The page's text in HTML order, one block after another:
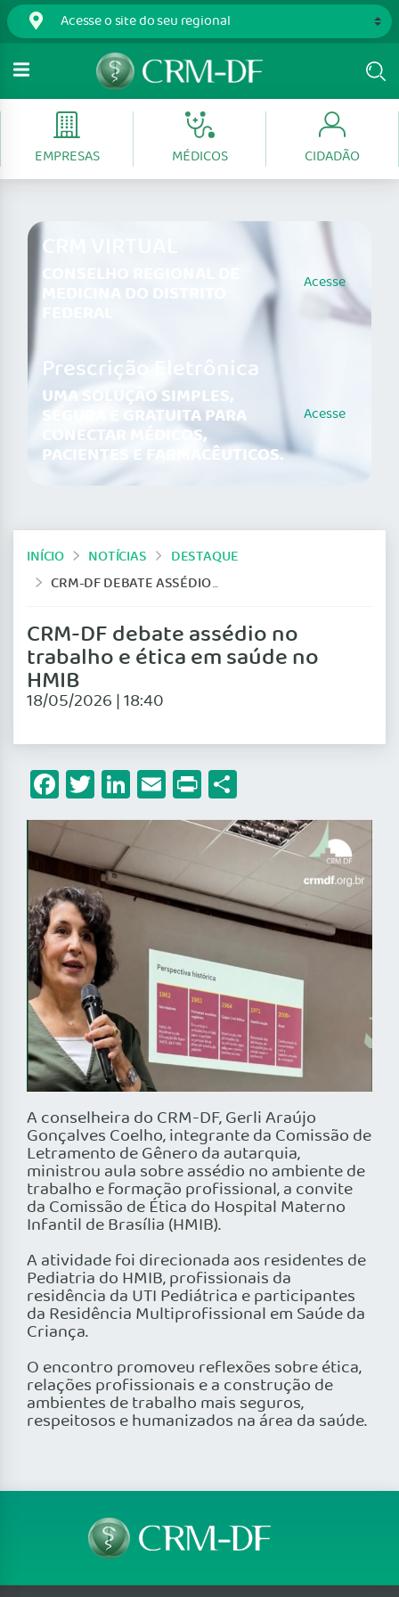
EMPRESAS MÉDICOS CIDADÃO
CRM VIRTUAL
CONSELHO REGIONAL DE
MEDICINA DO DISTRITO Acesse
Prescrição Eletrônica
UMA SOLUÇÃO SIMPLES,
SEGURA E GRATUITA PARA
CONECTAR MÉDICOS,
PACIENTES E FARMACÊUTICOS.
Acesse
INÍCIO NOTÍCIAS
DESTAQUE
CRM-DF DEBATE ASSÉDIO NO TRABALHO E ÉTICA EM SAÚDE NO HMIB
CRM-DF debate assédio no
trabalho e ética em saúde no
HMIB
18/05/2026 | 18:40
Facebook
Twitter
LinkedIn
Email
Print
A conselheira do CRM-DF, Gerli Araújo
Gonçalves Coelho, integrante da Comissão de
Letramento de Gênero da autarquia,
ministrou aula sobre assédio no ambiente de
trabalho e formação profissional, a convite
da Comissão de Ética do Hospital Materno
Infantil de Brasília (HMIB).
A atividade foi direcionada aos residentes de
Pediatria do HMIB, profissionais da
residência da UTI Pediátrica e participantes
da Residência Multiprofissional em Saúde da
Criança.
O encontro promoveu reflexões sobre ética,
relações profissionais e a construção de
ambientes de trabalho mais seguros,
respeitosos e humanizados na área da saúde.